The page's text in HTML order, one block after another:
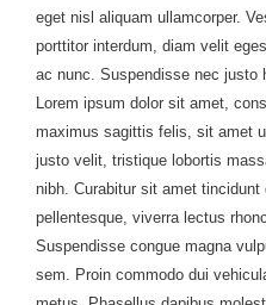
eget nisl aliquam ullamcorper.
porttitor interdum, diam velit
ac nunc. Suspendisse nec justo
Lorem ipsum dolor sit amet,
maximus sagittis felis, sit amet
justo velit, tristique lobortis
nibh. Curabitur sit amet
pellentesque, viverra lectus
Suspendisse congue magna
sem. Proin commodo dui